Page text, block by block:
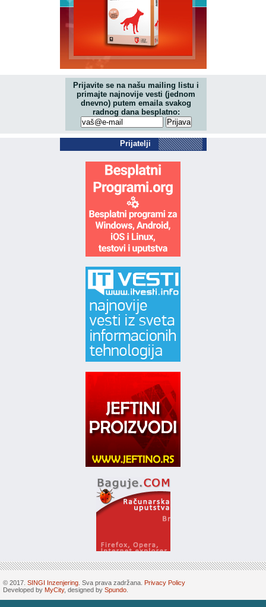
Prijavite se na našu mailing listu i
primajte najnovije vesti (jednom
dnevno) putem emaila svakog
radnog dana besplatno:
Prijatelji
© 2017. SINGI Inzenjering . Sva prava zadržana. Privacy Policy
Developed by MyCity, designed by Spundo